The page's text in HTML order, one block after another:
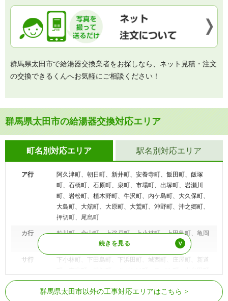
群馬県太田市で給湯器交換業者をお探しなら、ネット見積・注文
の交換できるくんへお気軽にご相談ください！
群馬県太田市の給湯器交換対応エリア
町名別対応エリア
ア行
阿久津町、朝日町、新井町、安養寺町、飯田町、飯塚
町、石橋町、石原町、泉町、市場町、出塚町、岩瀬川
町、岩松町、植木野町、牛沢町、内ケ島町、大久保町、
大島町、大舘町、大原町、大鷲町、沖野町、沖之郷町、
押切町、尾島町
カ行
粕川町、金山町、上強戸町、上小林町、上田島町、亀岡
町、熊野町、強戸町、小角田町、小舞木町
サ行
下小林町、下田島町、下浜田町、城西町、庄屋町、新道
南町、高林北町、高林寿町、宝町、只上町、鶴生田町、
駅名別対応エリア
東武伊勢崎線
世良田駅、木崎駅、細谷駅、太田駅、
韮川駅
群馬県太田市以外の工事対応エリアはこちら